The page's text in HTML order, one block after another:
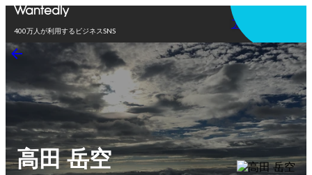
400万人が利用するビジネスSNS
アプリを使う
高田 岳空